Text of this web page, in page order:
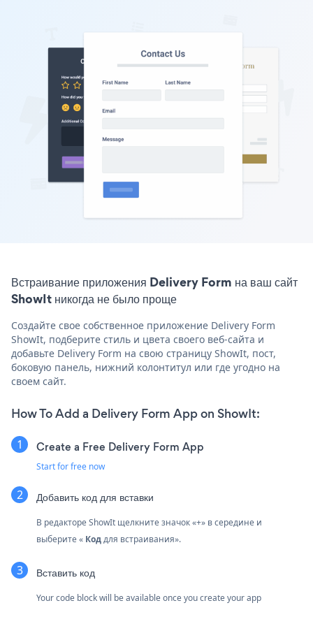
Встраивание приложения Delivery Form на ваш сайт
ShowIt никогда не было проще
Создайте свое собственное приложение Delivery Form
ShowIt, подберите стиль и цвета своего веб-сайта и
добавьте Delivery Form на свою страницу ShowIt, пост,
боковую панель, нижний колонтитул или где угодно на
своем сайт.
How To Add a Delivery Form App on ShowIt:
Create a Free Delivery Form App
Start for free now
Добавить код для вставки
В редакторе ShowIt щелкните значок «+» в середине и
выберите « Коддля встраивания».
Вставить код
Your code block will be available once you create your app